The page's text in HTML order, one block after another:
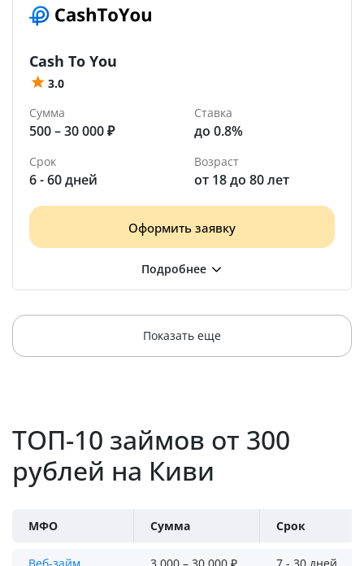
Cash To You
3.0
Сумма
500 – 30 000 ₽
Ставка
до 0.8%
Срок
6 - 60 дней
Возраст
от 18 до 80 лет
Оформить заявку
Показать еще
ТОП-10 займов от 300
рублей на Киви
МФО Сумма Срок